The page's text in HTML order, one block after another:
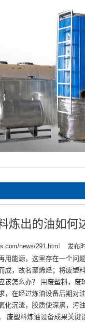
炼出的油如何
news/291.html 发布
能源，这里存在一个
，故名聚烯烃；将废塑
怎么办？ 用废塑料，
在经过炼油设备后期对
沉渣，胶质使深黑，污
废塑料炼油设备成果关